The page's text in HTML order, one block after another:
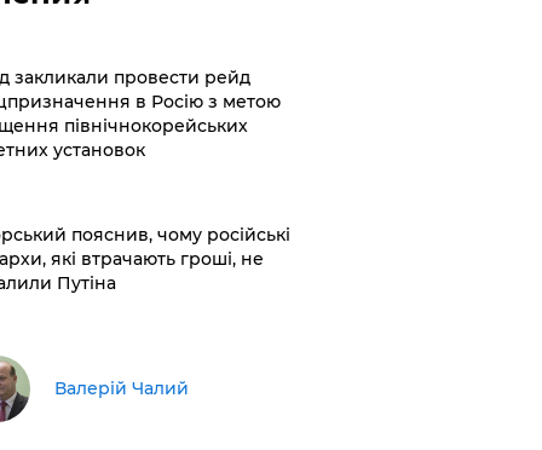
закликали провести рейд
в Росію з метою
північнокорейських
установок
пояснив, чому російські
які втрачають гроші, не
Путіна
Валерій Чалий